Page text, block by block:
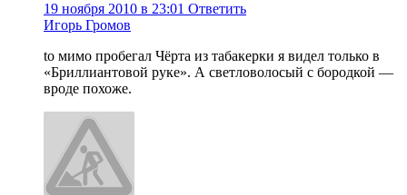
19 ноября 2010 в 23:01 Ответить
Игорь Громов
to мимо пробегал Чёрта из табакерки я видел только в
«Бриллиантовой руке». А светловолосый с бородкой —
вроде похоже.